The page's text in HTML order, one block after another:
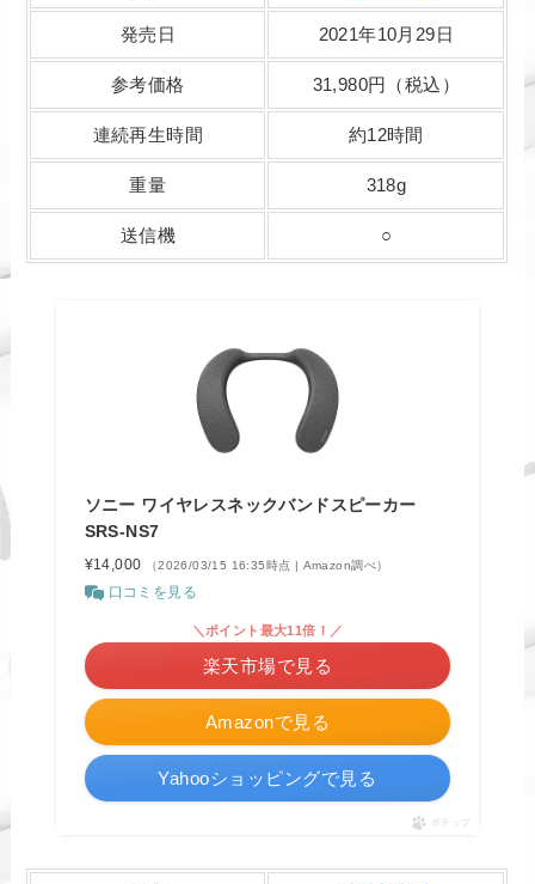
発売日 2021年10月29日
参考価格 31,980円（税込）
連続再生時間 約12時間
重量 318g
送信機 ○
ソニー ワイヤレスネックバンドスピーカー
SRS-NS7
¥14,000 （2026/03/15 16:35時点 | Amazon調べ）
口コミを見る
Amazonで見る
＼ポイント最大11倍！／
楽天市場で見る
Yahooショッピングで見る
ポチップ